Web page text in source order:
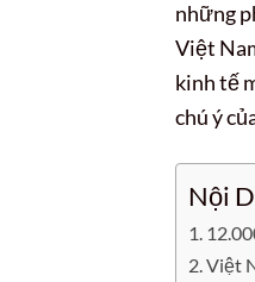
những
Việt
kinh tế
chú ý
Nội
Việt